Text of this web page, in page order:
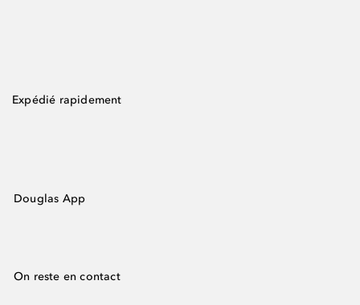
Expédié rapidement
Douglas App
On reste en contact